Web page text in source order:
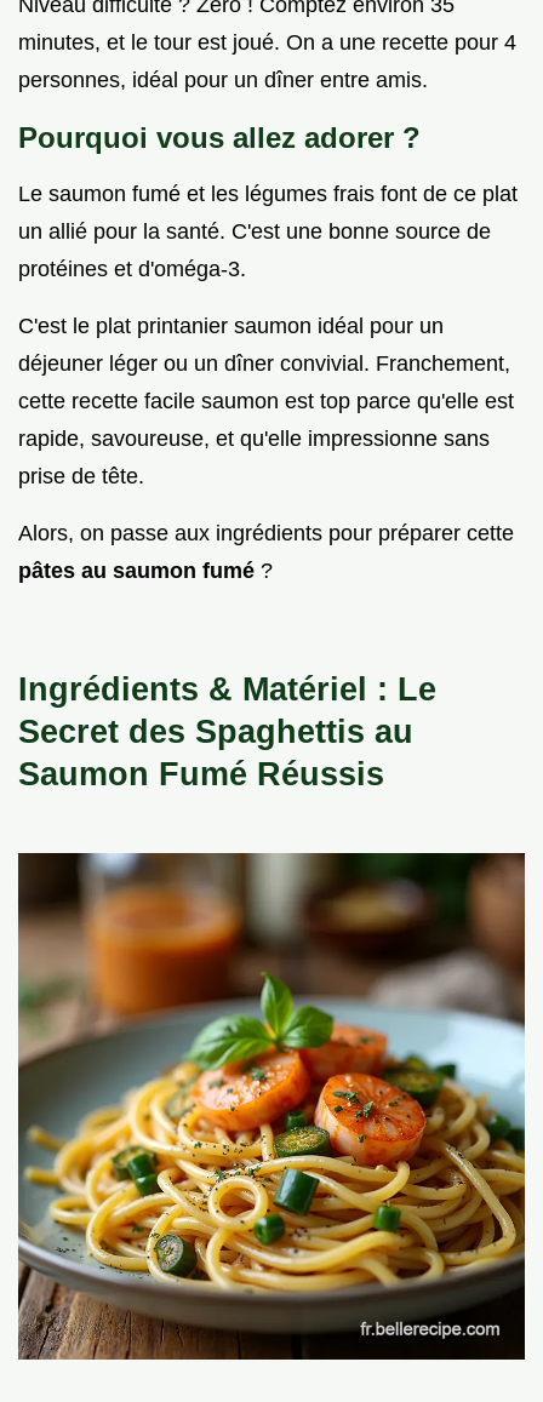
Niveau difficulté ? Zéro ! Comptez environ 35
minutes, et le tour est joué. On a une recette pour 4
personnes, idéal pour un dîner entre amis.
Pourquoi vous allez adorer ?
Le saumon fumé et les légumes frais font de ce plat
un allié pour la santé. C'est une bonne source de
protéines et d'oméga-3.
C'est le plat printanier saumon idéal pour un
déjeuner léger ou un dîner convivial. Franchement,
cette recette facile saumon est top parce qu'elle est
rapide, savoureuse, et qu'elle impressionne sans
prise de tête.
Alors, on passe aux ingrédients pour préparer cette
pâtes au saumon fumé ?
Ingrédients & Matériel : Le
Secret des Spaghettis au
Saumon Fumé Réussis